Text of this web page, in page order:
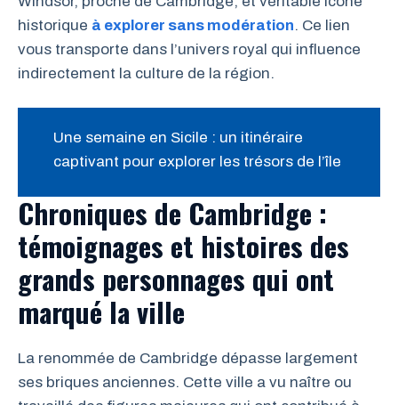
historique à explorer sans modération. Ce lien
vous transporte dans l’univers royal qui influence
indirectement la culture de la région.
Une semaine en Sicile : un itinéraire
captivant pour explorer les trésors de l’île
Chroniques de Cambridge :
témoignages et histoires des
grands personnages qui ont
marqué la ville
La renommée de Cambridge dépasse largement
ses briques anciennes. Cette ville a vu naître ou